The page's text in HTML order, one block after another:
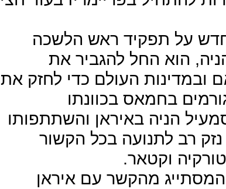
על תפקיד ראש הלשכה
הוא החל להגביר את
ובמדינות העולם כדי לחזק את
בחמאס בכוונתו
הניה באיראן והשתתפותו
רב לתנועה בכל הקשור
וקטאר.
מהקשר עם איראן